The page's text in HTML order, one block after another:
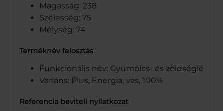
Magasság: 238
Szélesség: 75
Mélység: 74
Terméknév felosztás
Funkcionális név: Gyümölcs- és zöldséglé
Variáns: Plus, Energia, vas, 100%
Referencia beviteli nyilatkozat